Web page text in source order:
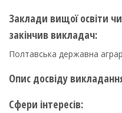
Заклади вищої освіти
закінчив викладач:
Полтавська державна
Опис досвіду
Сфери інтересів: